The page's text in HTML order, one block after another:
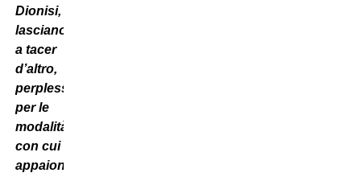
Dionisi,
lasciano,
a tacer
d’altro,
perplessi
per le
modalità
con cui
appaiono